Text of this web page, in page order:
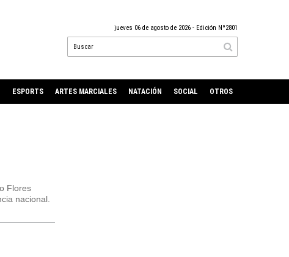
jueves 06 de agosto de 2026 - Edición Nº2801
ESPORTS ARTES MARCIALES NATACIÓN SOCIAL OTROS
Flores
nacional.